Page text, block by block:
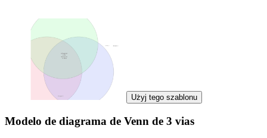
Użyj tego szablonu
Modelo de diagrama de Venn de 3 vias